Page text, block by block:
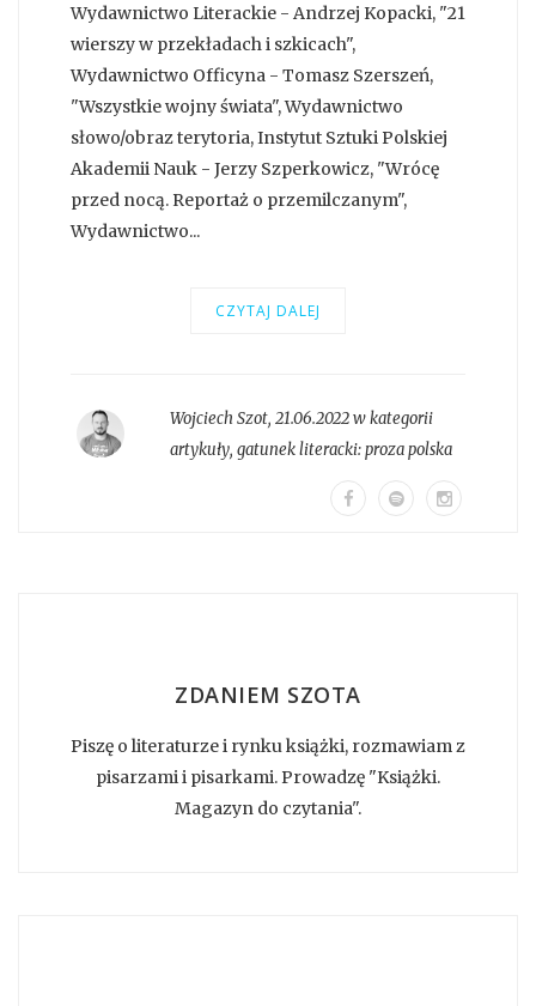
Wydawnictwo Literackie - Andrzej Kopacki, "21
wierszy w przekładach i szkicach",
Wydawnictwo Officyna - Tomasz Szerszeń,
"Wszystkie wojny świata", Wydawnictwo
słowo/obraz terytoria, Instytut Sztuki Polskiej
Akademii Nauk - Jerzy Szperkowicz, "Wrócę
przed nocą. Reportaż o przemilczanym",
Wydawnictwo...
CZYTAJ DALEJ
Wojciech Szot, 21.06.2022 w kategorii
artykuły, gatunek literacki:proza polska
ZDANIEM SZOTA
Piszę o literaturze i rynku książki, rozmawiam z
pisarzami i pisarkami. Prowadzę "Książki.
Magazyn do czytania".